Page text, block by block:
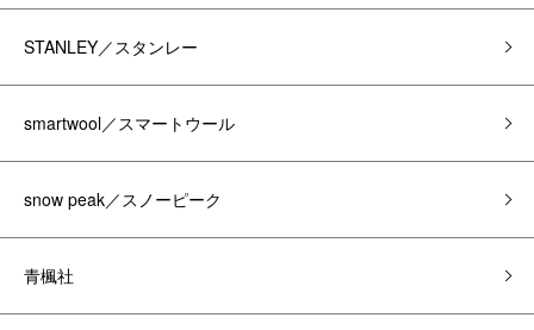
STANLEY／スタンレー
smartwool／スマートウール
snow peak／スノーピーク
青楓社